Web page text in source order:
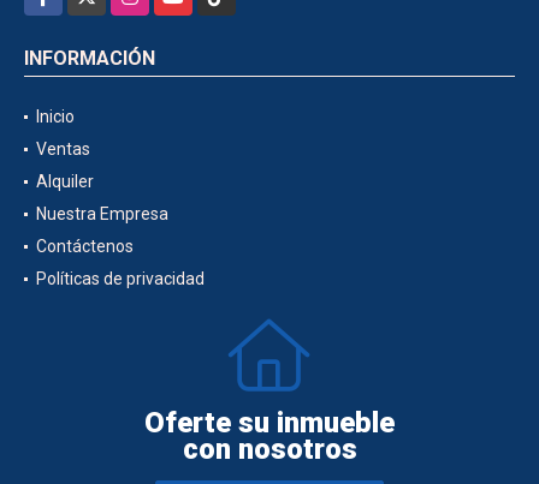
INFORMACIÓN
Inicio
Ventas
Alquiler
Nuestra Empresa
Contáctenos
Políticas de privacidad
Oferte su inmueble
con nosotros